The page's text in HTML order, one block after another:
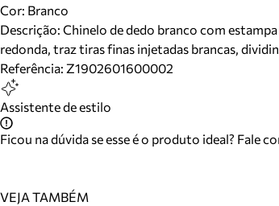
Cor: Branco
Descrição: Chinelo de dedo branco com
redonda, traz tiras finas injetadas brancas,
Referência: Z1902601600002
Assistente de estilo
Ficou na dúvida se esse é o produto ideal? Fale
VEJA TAMBÉM